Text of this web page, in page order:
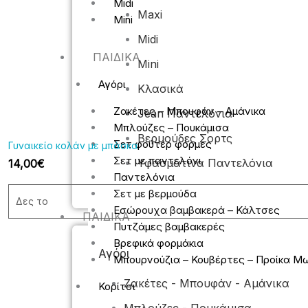
Maxi
Midi
Mini
Κλασικά
Jean Παντελόνια
Βερμούδες Σορτς
Υφασμάτινα Παντελόνια
ΠΑΙΔΙΚΆ
Αγόρι
Ζακέτες - Μπουφάν - Αμάνικα
Midi
Mini
ΠΑΙΔΙΚΆ
Αγόρι
Ζακέτες – Μπουφάν – Αμάνικα
Μπλούζες – Πουκάμισα
Σετ φούτερ φόρμες
Σετ με παντελόνι
Παντελόνια
Σετ με βερμούδα
Εσώρουχα βαμβακερά – Κάλτσες
Πυτζάμες βαμβακερές
Βρεφικά φορμάκια
Μπουρνούζια – Κουβέρτες – Προίκα
Κορίτσι
Γυναικείο κολάν με μπάσκα
14,00€
Δες το
Original
τρέχουσα